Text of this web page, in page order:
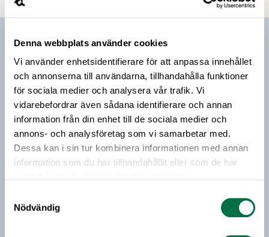
Denna webbplats använder cookies
Vi använder enhetsidentifierare för att anpassa innehållet
och annonserna till användarna, tillhandahålla funktioner
för sociala medier och analysera vår trafik. Vi
vidarebefordrar även sådana identifierare och annan
information från din enhet till de sociala medier och
annons- och analysföretag som vi samarbetar med.
Dessa kan i sin tur kombinera informationen med annan
information som du har tillhandahållit eller som de har
Nödvändig
medlemsföretag har deltagit i arbetet med att
uppdatera riktlinjerna.
Prenumerera på vårt nyhetsbrev
Vårt nyhetsbrev kommer ut 3-4 gånger i månaden och
riktar sig till alla med ett intresse för
livsmedelsföretagande och den svenska
livsmedelsbranschen. När du anmäler dig till vårt
hantering av personuppgifter.
Jag vill få relevant information från Livsmedelsföretagen